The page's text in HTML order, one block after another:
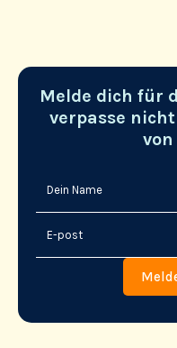
Melde dich für
verpasse